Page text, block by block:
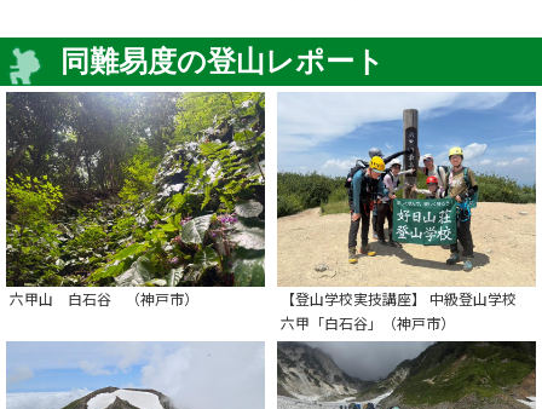
同難易度の登山レポート
六甲山 白石谷 （神戸市）
【登山学校実技講座】 中級登山学校
六甲「白石谷」（神戸市）